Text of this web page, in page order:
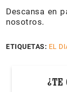
Descansa en
nosotros.
ETIQUETAS: EL
¿TE